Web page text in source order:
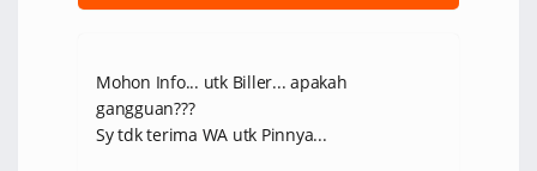
Mohon Info... utk Biller... apakah
gangguan???
Sy tdk terima WA utk Pinnya...